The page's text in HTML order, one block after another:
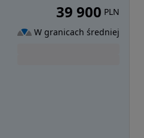
39 900 PLN
W granicach średniej